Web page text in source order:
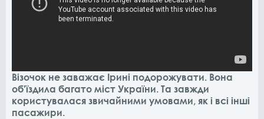
Візочок не заважає Ірині подорожувати. Вона
об'їздила багато міст України. Та завжди
користувалася звичайними умовами, як і всі інші
пасажири.